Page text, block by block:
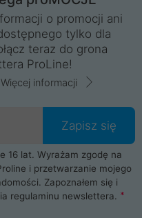
o promocji ani
tylko dla
teraz do grona
ProLine!
Więcej informacji
Zapisz się
16 lat. Wyrażam zgodę na
i przetwarzanie mojego
Zapoznałem się i
regulaminu newslettera.